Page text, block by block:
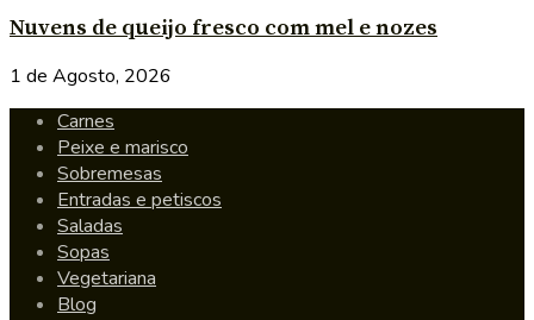
Nuvens de queijo fresco com mel e nozes
1 de Agosto, 2026
Carnes
Peixe e marisco
Sobremesas
Entradas e petiscos
Saladas
Sopas
Vegetariana
Blog